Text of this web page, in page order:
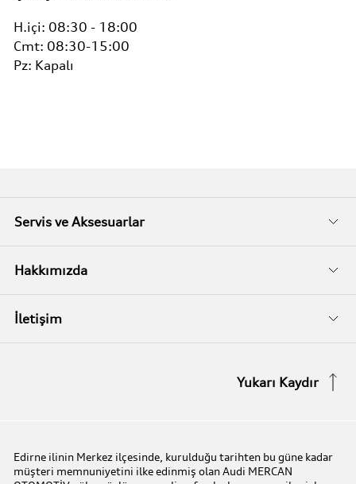
H.içi: 08:30 - 18:00
Cmt: 08:30-15:00
Pz: Kapalı
Servis ve Aksesuarlar
Audi Garanti
Audi Kasko
Hakkımızda
Biz Kimiz?
İletişim
Yukarı Kaydır
Edirne ilinin Merkez ilçesinde, kurulduğu tarihten bu güne kadar
müşteri memnuniyetini ilke edinmiş olan Audi MERCAN